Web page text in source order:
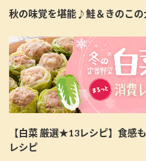
秋の味覚を堪能♪鮭＆きのこの
【白菜 厳選★13レシピ】食感
レシピ